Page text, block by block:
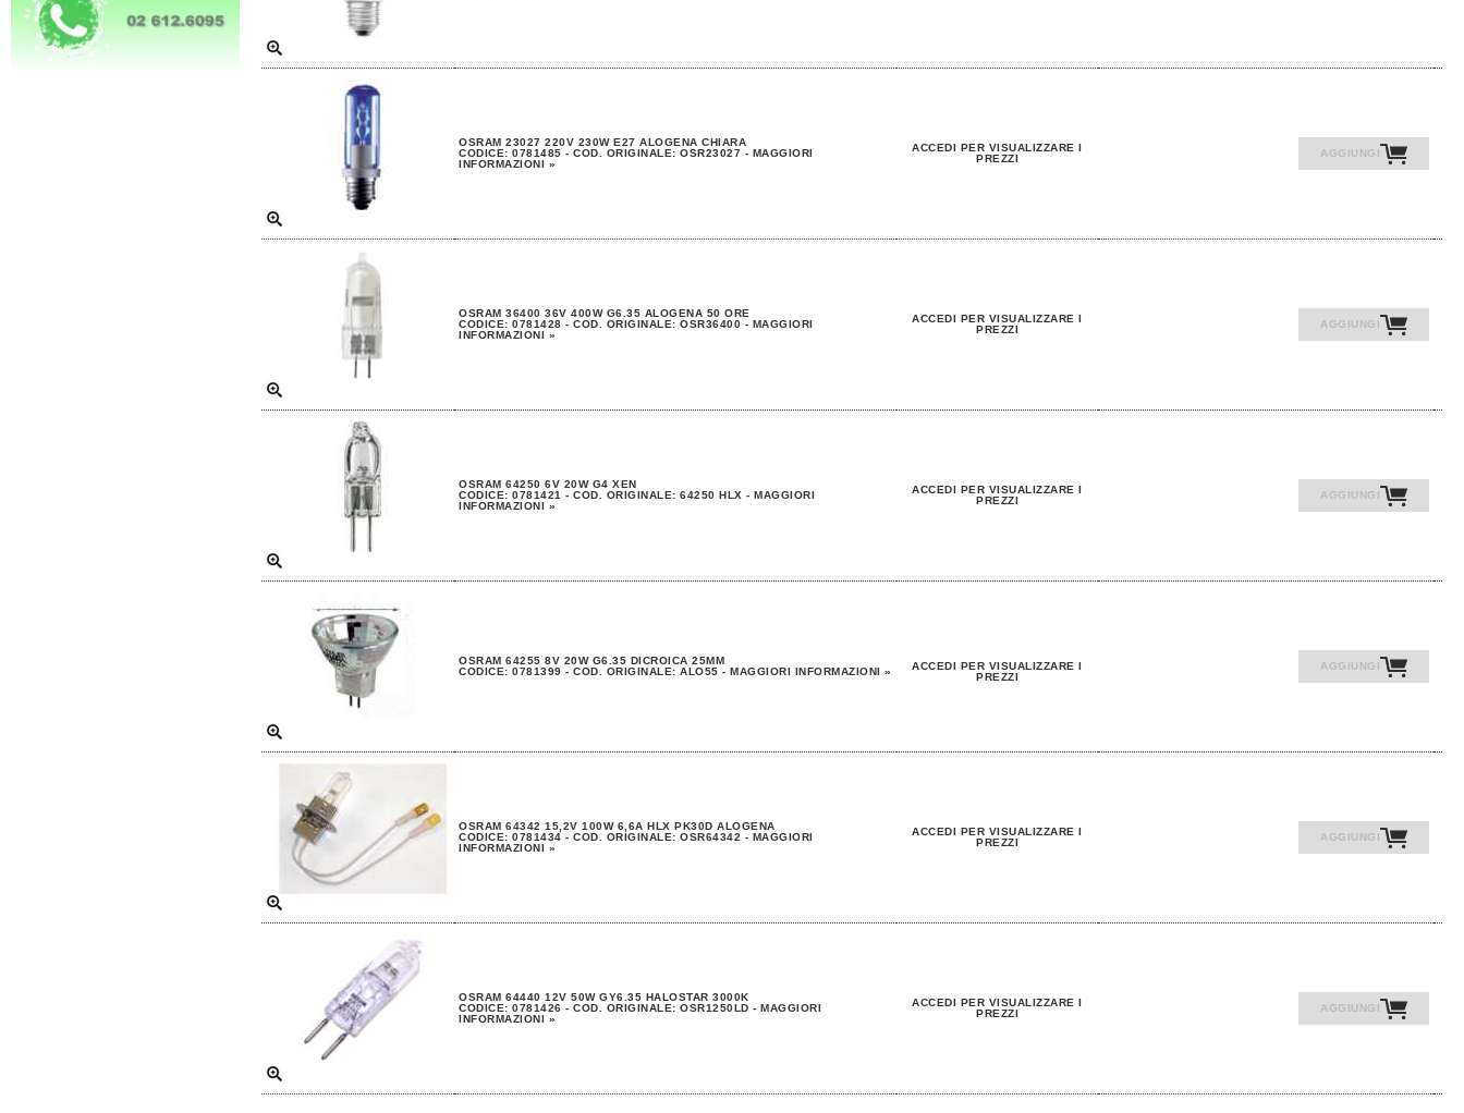
OSRAM 23027 220V 230W E27 ALOGENA CHIARA
CODICE: 0781485 - COD. ORIGINALE: OSR23027 - MAGGIORI
INFORMAZIONI »
ACCEDI PER VISUALIZZARE I
PREZZI
AGGIUNGI
OSRAM 36400 36V 400W G6.35 ALOGENA 50 ORE
CODICE: 0781428 - COD. ORIGINALE: OSR36400 - MAGGIORI
INFORMAZIONI »
ACCEDI PER VISUALIZZARE I
PREZZI
AGGIUNGI
OSRAM 64250 6V 20W G4 XEN
CODICE: 0781421 - COD. ORIGINALE: 64250 HLX - MAGGIORI
INFORMAZIONI »
ACCEDI PER VISUALIZZARE I
PREZZI
AGGIUNGI
OSRAM 64255 8V 20W G6.35 DICROICA 25MM
CODICE: 0781399 - COD. ORIGINALE: ALO55 - MAGGIORI INFORMAZIONI »
ACCEDI PER VISUALIZZARE I
PREZZI
AGGIUNGI
OSRAM 64342 15,2V 100W 6,6A HLX PK30D ALOGENA
CODICE: 0781434 - COD. ORIGINALE: OSR64342 - MAGGIORI
INFORMAZIONI »
ACCEDI PER VISUALIZZARE I
PREZZI
AGGIUNGI
OSRAM 64440 12V 50W GY6.35 HALOSTAR 3000K
CODICE: 0781426 - COD. ORIGINALE: OSR1250LD - MAGGIORI
INFORMAZIONI »
ACCEDI PER VISUALIZZARE I
PREZZI
AGGIUNGI